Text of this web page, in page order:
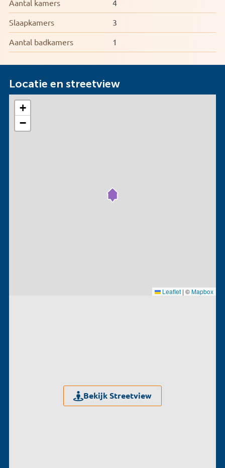
Aantal kamers 4
Slaapkamers 3
Aantal badkamers 1
Locatie en streetview
+
−
Leaflet | ©Mapbox
Bekijk Streetview